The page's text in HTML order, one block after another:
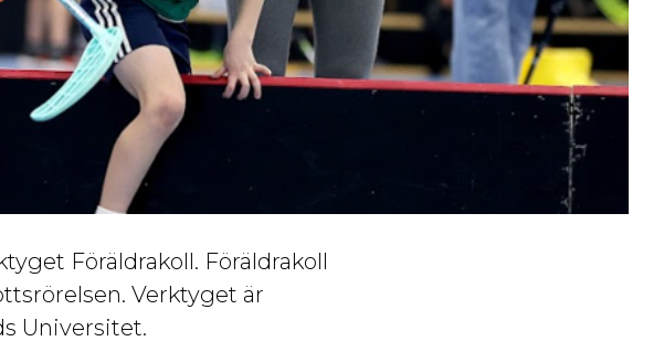
Föräldrakoll. Föräldrakoll
Verktyget är
Universitet.